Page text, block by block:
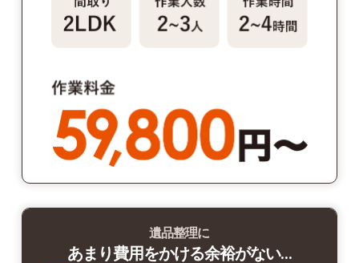
遺品整理に
あまり費用をかける余裕がない…